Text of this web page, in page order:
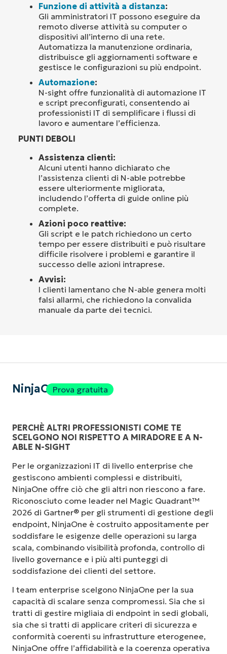
Funzione di attività a distanza:
Gli amministratori IT possono eseguire da
remoto diverse attività su computer o
dispositivi all’interno di una rete.
Automatizza la manutenzione ordinaria,
distribuisce gli aggiornamenti software e
gestisce le configurazioni su più endpoint.
Automazione:
N-sight offre funzionalità di automazione IT
e script preconfigurati, consentendo ai
professionisti IT di semplificare i flussi di
lavoro e aumentare l’efficienza.
PUNTI DEBOLI
Assistenza clienti:
Alcuni utenti hanno dichiarato che
l’assistenza clienti di N-able potrebbe
essere ulteriormente migliorata,
includendo l’offerta di guide online più
complete.
Azioni poco reattive:
Gli script e le patch richiedono un certo
tempo per essere distribuiti e può risultare
difficile risolvere i problemi e garantire il
successo delle azioni intraprese.
Avvisi:
I clienti lamentano che N-able genera molti
falsi allarmi, che richiedono la convalida
manuale da parte dei tecnici.
NinjaOneProva gratuita
PERCHÈ ALTRI PROFESSIONISTI COME TE
SCELGONO NOI RISPETTO A MIRADORE E A N-
ABLE N-SIGHT
Per le organizzazioni IT di livello enterprise che
gestiscono ambienti complessi e distribuiti,
NinjaOne offre ciò che gli altri non riescono a fare.
Riconosciuto come leader nel Magic Quadrant™
2026 di Gartner® per gli strumenti di gestione degli
endpoint, NinjaOne è costruito appositamente per
soddisfare le esigenze delle operazioni su larga
scala, combinando visibilità profonda, controllo di
livello governance e i più alti punteggi di
soddisfazione dei clienti del settore.
I team enterprise scelgono NinjaOne per la sua
capacità di scalare senza compromessi. Sia che si
tratti di gestire migliaia di endpoint in sedi globali,
sia che si tratti di applicare criteri di sicurezza e
conformità coerenti su infrastrutture eterogenee,
NinjaOne offre l’affidabilità e la coerenza operativa